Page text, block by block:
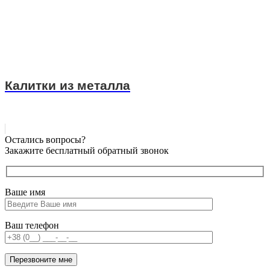
Калитки из металла
Остались вопросы?
Закажите бесплатный обратный звонок
Ваше имя
Ваш телефон